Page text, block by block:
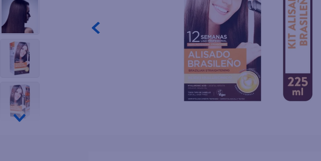
refrigerador
ventilador
pampers
tv